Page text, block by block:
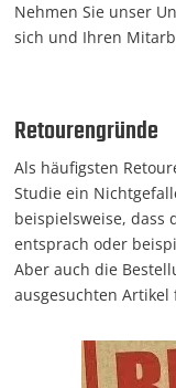
Nehmen Sie unser
sich und Ihren
Retourengründe
Als häufigsten
Studie ein
beispielsweise, dass
entsprach oder
Aber auch die
ausgesuchten